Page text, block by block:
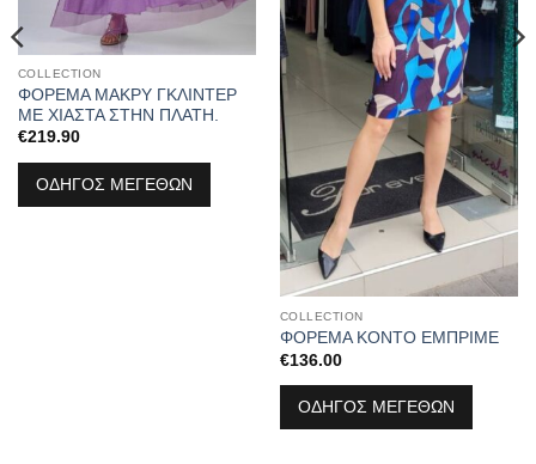
COLLECTION
ΦΟΡΕΜΑ ΜΑΚΡΥ ΓΚΛΙΝΤΕΡ
ΜΕ ΧΙΑΣΤΑ ΣΤΗΝ ΠΛΑΤΗ.
€219.90
ΟΔΗΓΟΣ ΜΕΓΕΘΩΝ
COLLECTION
ΦΟΡΕΜΑ ΚΟΝΤΟ ΕΜΠΡΙΜΕ
€136.00
ΟΔΗΓΟΣ ΜΕΓΕΘΩΝ